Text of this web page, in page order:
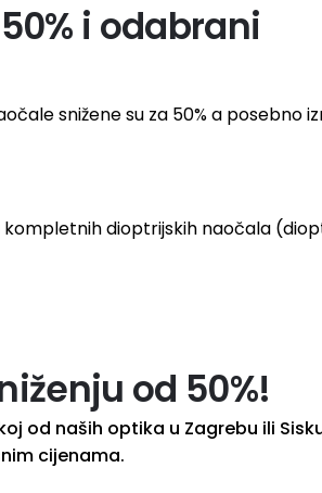
i odabrani
snižene su za 50% a posebno
kompletnih dioptrijskih naočala
od 50%!
od naših optika u Zagrebu ili
cijenama.